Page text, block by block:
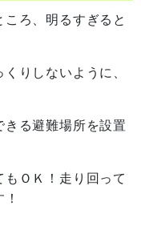
、明るすぎると
しないように、
避難場所を設置
Ｋ！走り回って